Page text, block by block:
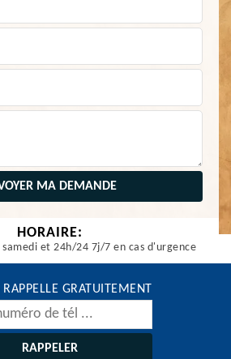
HORAIRE:
et 24h/24 7j/7 en cas d'urgence
GRATUITEMENT